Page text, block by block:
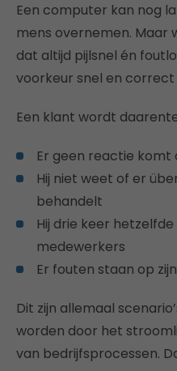
Een computer kan nog
mens overnemen. Maar
dat altijd pijlsnel én
voorkeur snel en correct
Een klant wordt
Er geen reactie komt
Hij niet weet of er
behandelt
Hij drie keer
medewerkers
Er fouten staan op
Dit zijn allemaal
worden door het
van bedrijfsprocessen.